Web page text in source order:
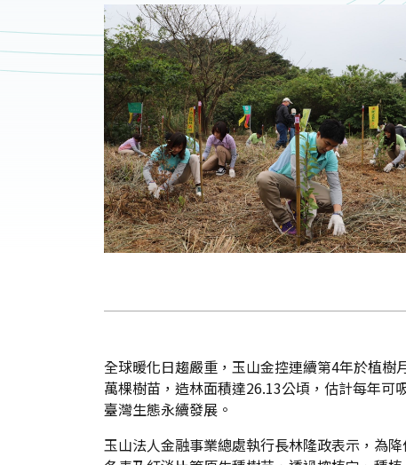
全球暖化日趨嚴重，玉山金控連續第4年於植
萬棵樹苗，造林面積達26.13公頃，估計每年
臺灣生態永續發展。
玉山法人金融事業總處執行長林隆政表示，為